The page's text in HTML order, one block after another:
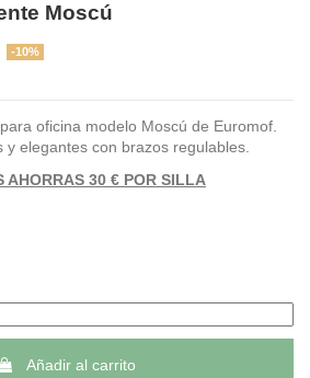
Moscú
-10%
oficina modelo Moscú de Euromof.
y elegantes con brazos regulables.
AHORRAS 30 € POR SILLA
Añadir al carrito